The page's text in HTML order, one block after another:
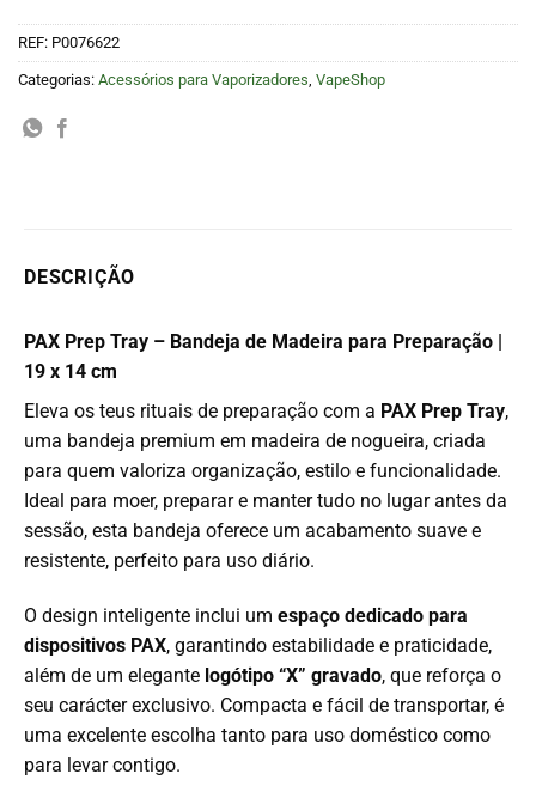
REF: P0076622
Categorias: Acessórios para Vaporizadores VapeShop
DESCRIÇÃO
PAX Prep Tray – Bandeja de Madeira para Preparação |
19 x 14 cm
Eleva os teus rituais de preparação com a PAX Prep Tray,
uma bandeja premium em madeira de nogueira, criada
para quem valoriza organização, estilo e funcionalidade.
Ideal para moer, preparar e manter tudo no lugar antes da
sessão, esta bandeja oferece um acabamento suave e
resistente, perfeito para uso diário.
O design inteligente inclui um espaço dedicado para
dispositivos PAX, garantindo estabilidade e praticidade,
além de um elegante logótipo “X” gravado, que reforça o
seu carácter exclusivo. Compacta e fácil de transportar, é
uma excelente escolha tanto para uso doméstico como
para levar contigo.